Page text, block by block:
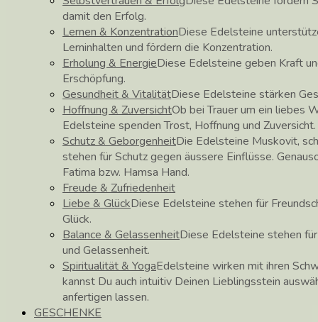
damit den Erfolg.
Lernen & KonzentrationDiese Edelsteine
Lerninhalten und fördern die Konzentration.
Erholung & EnergieDiese Edelsteine geben Kraft
Erschöpfung.
Gesundheit & VitalitätDiese Edelsteine stärken
Hoffnung & ZuversichtOb bei Trauer um ein liebes
Edelsteine spenden Trost, Hoffnung und Zuversicht.
Schutz & GeborgenheitDie Edelsteine Muskovit,
stehen für Schutz gegen äussere Einflüsse.
Fatima bzw. Hamsa Hand.
Freude & Zufriedenheit
Liebe & GlückDiese Edelsteine stehen für
Glück.
Balance & GelassenheitDiese Edelsteine stehen
und Gelassenheit.
Spiritualität & YogaEdelsteine wirken mit ihren
kannst Du auch intuitiv Deinen Lieblingsstein
anfertigen lassen.
GESCHENKE